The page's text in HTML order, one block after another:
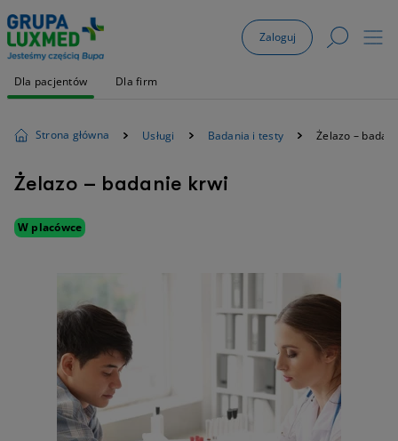
Zaloguj
Dla pacjentów Dla firm
Strona główna Usługi Badania i testy Żelazo –
Żelazo – badanie krwi
W placówce